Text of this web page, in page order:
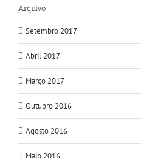
Arquivo
Setembro 2017
Abril 2017
Março 2017
Outubro 2016
Agosto 2016